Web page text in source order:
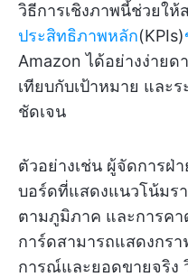
วิธีการเชิงภาพนี้ช่วยให้
ประสิทธิภาพหลัก(KPIs)
Amazon ได้อย่างง่ายด
เทียบกับเป้าหมาย และ
ชัดเจน
ตัวอย่างเช่น ผู้จัดการฝ่
บอร์ดที่แสดงแนวโน้มร
ตามภูมิภาค และการค
การ์ดสามารถแสดงกร
การณ์และยอดขายจริง